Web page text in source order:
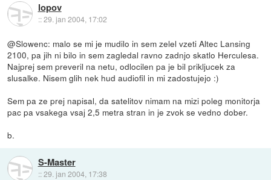
lopov
::29. jan 2004, 17:02
@Slowenc: malo se mi je mudilo in sem zelel vzeti Altec Lansing
2100, pa jih ni bilo in sem zagledal ravno zadnjo skatlo Herculesa.
Najprej sem preveril na netu, odlocilen pa je bil prikljucek za
slusalke. Nisem glih nek hud audiofil in mi zadostujejo :)
Sem pa ze prej napisal, da satelitov nimam na mizi poleg monitorja
pac pa vsakega vsaj 2,5 metra stran in je zvok se vedno dober.
b.
S-Master
::29. jan 2004, 17:38